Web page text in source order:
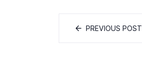
PREVIOUS POST